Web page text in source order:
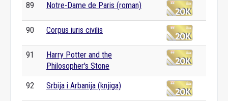
89 Notre-Dame de Paris (roman)
90 Corpus iuris civilis
91
Harry Potter and the
Philosopher's Stone
92 Srbija i Arbanija (knjiga)